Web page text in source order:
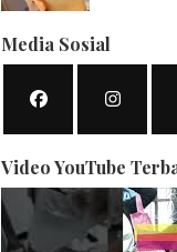
Media Sosial
Video YouTube